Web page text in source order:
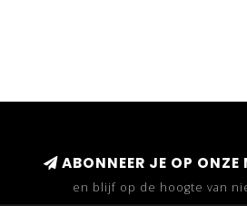
ABONNEER JE OP ONZE
en blijf op de hoogte van